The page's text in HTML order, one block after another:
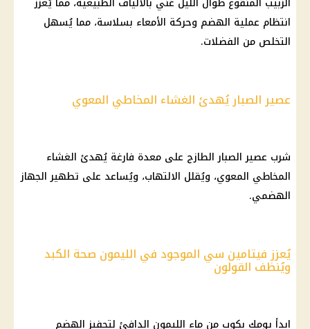
انتظام عملية الهضم وحركة الأمعاء بسلاسة، مما يُسهل
التخلص من الفضلات.
عصير الصبار يُهدئ الغشاء المخاطي المعوي
شرب عصير الصبار الطازج على معدة فارغة يُهدئ الغشاء
المخاطي المعوي، ويُقلل الالتهاب، ويُساعد على تطهير الجهاز
الهضمي.
يُعزز فيتامين سي الموجود في الليمون صحة الكبد
ويُنظف القولون
ابدأ يومك بكوب من ماء الليمون الدافئ لتحفيز الهضم